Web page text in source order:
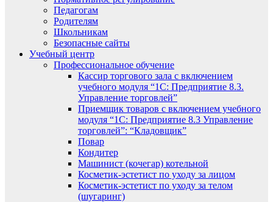
Педагогам
Родителям
Школьникам
Безопасные сайты
Учебный центр
Профессиональное обучение
Кассир торгового зала с включением
учебного модуля “1С: Предприятие 8.3.
Управление торговлей”
Приемщик товаров с включением учебного
модуля “1С: Предприятие 8.3 Управление
торговлей”: “Кладовщик”
Повар
Кондитер
Машинист (кочегар) котельной
Косметик-эстетист по уходу за лицом
Косметик-эстетист по уходу за телом
(шугаринг)